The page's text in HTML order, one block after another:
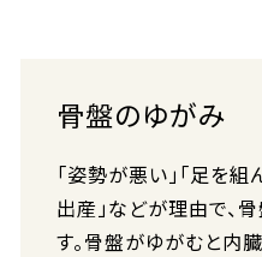
骨盤のゆがみ
「姿勢が悪い」「足を組
出産」などが理由で、
す。骨盤がゆがむと内